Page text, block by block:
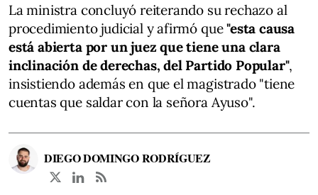
La ministra concluyó reiterando su rechazo al
procedimiento judicial y afirmó que"esta causa
está abierta por un juez que tiene una clara
inclinación de derechas, del Partido Popular",
insistiendo además en que el magistrado "tiene
cuentas que saldar con la señora Ayuso".
DIEGO DOMINGO RODRÍGUEZ